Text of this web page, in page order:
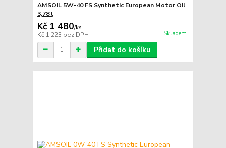
AMSOIL 5W-40 FS Synthetic European Motor Oil
3,78 l
Kč 1 480/ks
Kč 1 223 bez DPH Skladem
Přidat do košíku